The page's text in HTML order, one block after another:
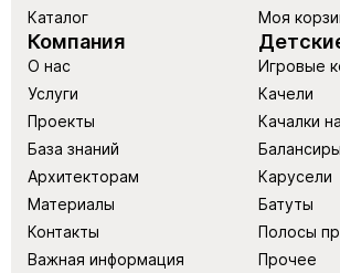
Каталог
Моя
Компания
О нас
Услуги
Проекты
База знаний
Архитекторам
Материалы
Контакты
Важная информация
Игровые
Качели
Качалки
Балансиры
Карусели
Батуты
Полосы
Прочее